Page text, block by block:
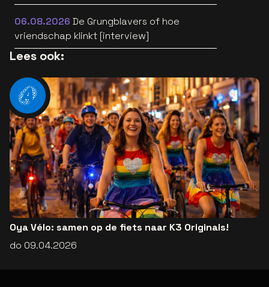
06.08.2026 De Grungblavers of hoe
vriendschap klinkt [interview]
Lees ook:
Oya Vélo: samen op de fiets naar K3 Originals!
do 09.04.2026